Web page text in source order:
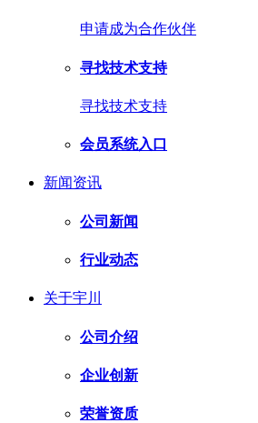
申请成为合作伙伴
寻找技术支持
寻找技术支持
会员系统入口
新闻资讯
公司新闻
行业动态
关于宇川
公司介绍
企业创新
荣誉资质